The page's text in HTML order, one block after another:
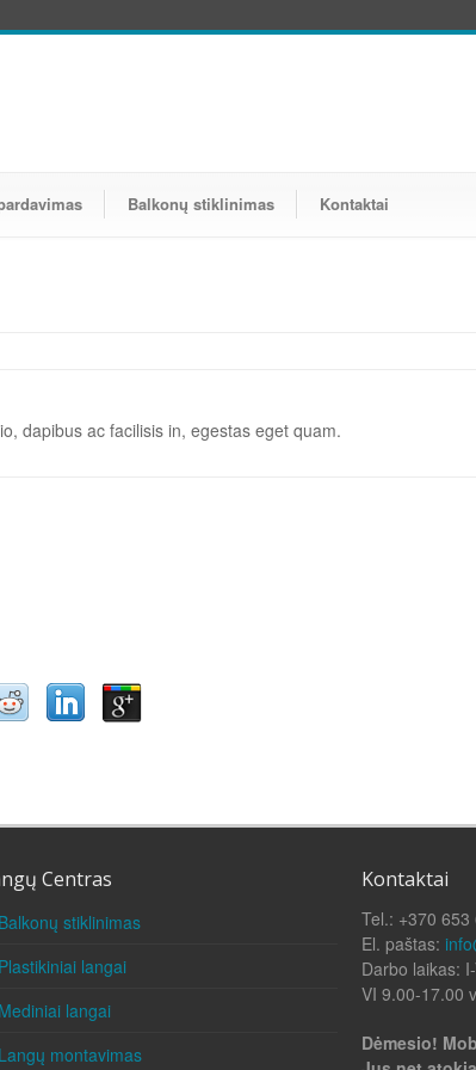
Balkonų stiklinimas Kontaktai
dapibus ac facilisis in, egestas eget quam.
Centras
Balkonų stiklinimas
Plastikiniai langai
Mediniai langai
Langų montavimas
Kontaktai
Tel.: +370 653
El. paštas:
Darbo laikas:
VI 9.00-17.00
Dėmesio!